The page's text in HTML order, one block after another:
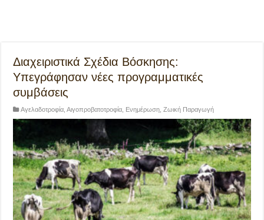
Διαχειριστικά Σχέδια Βόσκησης:
Υπεγράφησαν νέες προγραμματικές
συμβάσεις
Αγελαδοτροφία ,Αιγοπροβατοτροφία Ενημέρωση ,Ζωική Παραγωγή